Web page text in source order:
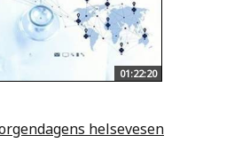
01:22:20
helsevesen